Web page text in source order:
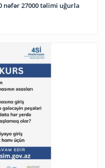
nəfər 27000 təlimi uğurla